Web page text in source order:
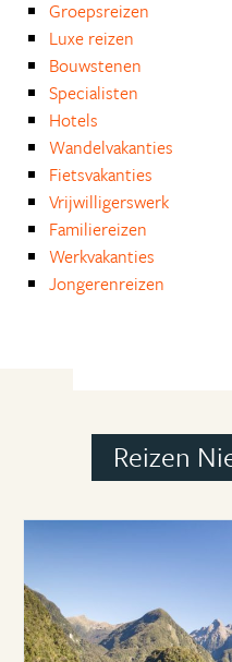
Groepsreizen
Luxe reizen
Bouwstenen
Specialisten
Hotels
Wandelvakanties
Fietsvakanties
Vrijwilligerswerk
Familiereizen
Werkvakanties
Jongerenreizen
Reizen